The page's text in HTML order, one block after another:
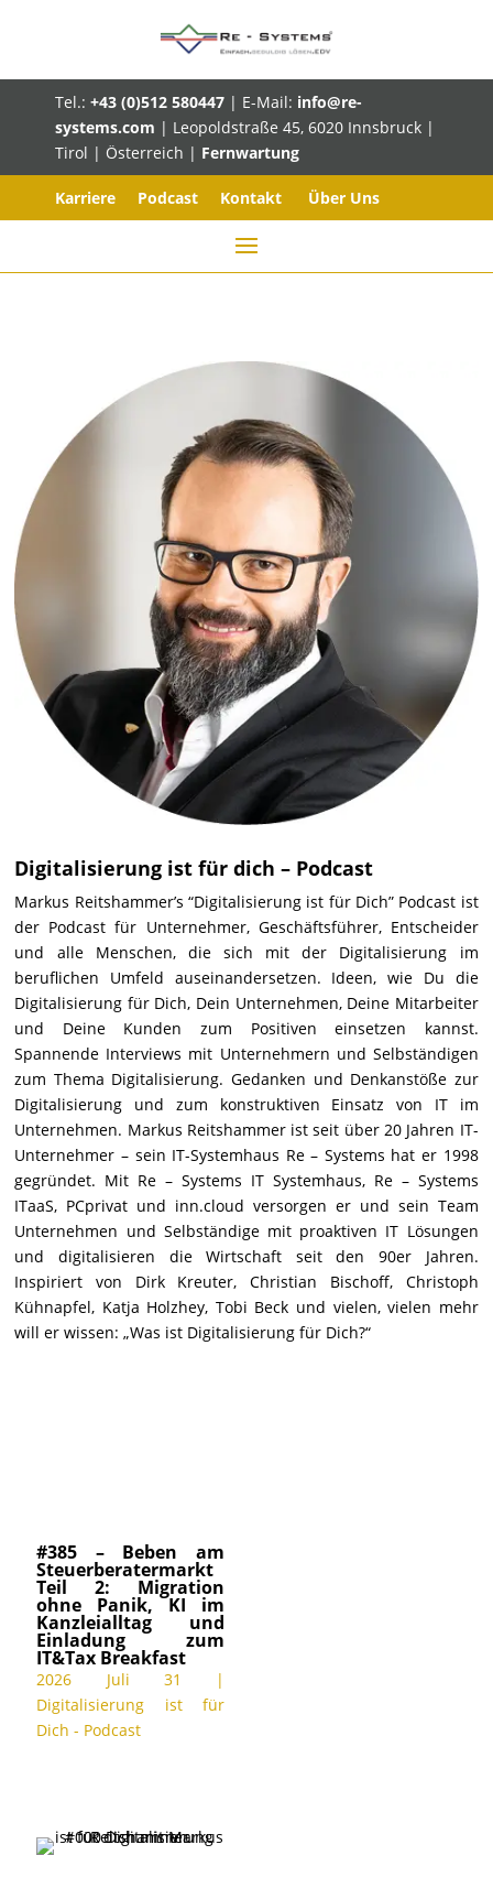
Tel.: +43 (0)512 580447 | E-Mail: info@re-
systems.com | Leopoldstraße 45, 6020 Innsbruck |
Tirol | Österreich | Fernwartung
Karriere Podcast Kontakt Über Uns
Digitalisierung ist für dich – Podcast
Markus Reitshammer’s “Digitalisierung ist für Dich” Podcast ist
der Podcast für Unternehmer, Geschäftsführer, Entscheider
und alle Menschen, die sich mit der Digitalisierung im
beruflichen Umfeld auseinandersetzen. Ideen, wie Du die
Digitalisierung für Dich, Dein Unternehmen, Deine Mitarbeiter
und Deine Kunden zum Positiven einsetzen kannst.
Spannende Interviews mit Unternehmern und Selbständigen
zum Thema Digitalisierung. Gedanken und Denkanstöße zur
Digitalisierung und zum konstruktiven Einsatz von IT im
Unternehmen. Markus Reitshammer ist seit über 20 Jahren IT-
Unternehmer – sein IT-Systemhaus Re – Systems hat er 1998
gegründet. Mit Re – Systems IT Systemhaus, Re – Systems
ITaaS, PCprivat und inn.cloud versorgen er und sein Team
Unternehmen und Selbständige mit proaktiven IT Lösungen
und digitalisieren die Wirtschaft seit den 90er Jahren.
Inspiriert von Dirk Kreuter, Christian Bischoff, Christoph
Kühnapfel, Katja Holzhey, Tobi Beck und vielen, vielen mehr
will er wissen: „Was ist Digitalisierung für Dich?“
#385 – Beben am
Steuerberatermarkt
Teil 2: Migration
ohne Panik, KI im
Kanzleialltag und
Einladung zum
IT&Tax Breakfast
2026 Juli 31
|
Digitalisierung ist für
Dich - Podcast